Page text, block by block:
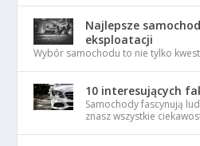
Najlepsze
eksploatacji
Wybór samochodu to nie tylko
10 interesujących
Samochody fascynują
znasz wszystkie